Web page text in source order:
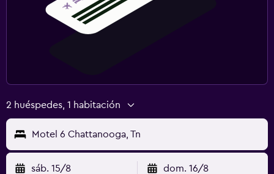
2 huéspedes, 1 habitación
Motel 6 Chattanooga, Tn
sáb. 15/8 dom. 16/8